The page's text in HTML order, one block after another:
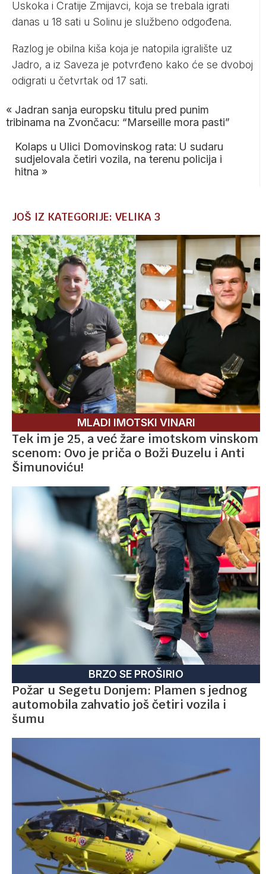
Uskoka i Cratije Zmijavci, koja se trebala igrati
danas u 18 sati u Solinu je službeno odgođena.
Razlog je obilna kiša koja je natopila igralište uz
Jadro, a iz Saveza je potvrđeno kako će se dvoboj
odigrati u četvrtak od 17 sati.
« Jadran sanja europsku titulu pred punim
tribinama na Zvončacu: “Marseille mora pasti”
Kolaps u Ulici Domovinskog rata: U sudaru
sudjelovala četiri vozila, na terenu policija i
hitna »
JOŠ IZ KATEGORIJE: VELIKA 3
MLADI IMOTSKI VINARI
Tek im je 25, a već žare imotskom vinskom
scenom: Ovo je priča o Boži Đuzelu i Anti
Šimunoviću!
BRZO SE PROŠIRIO
Požar u Segetu Donjem: Plamen s jednog
automobila zahvatio još četiri vozila i
šumu